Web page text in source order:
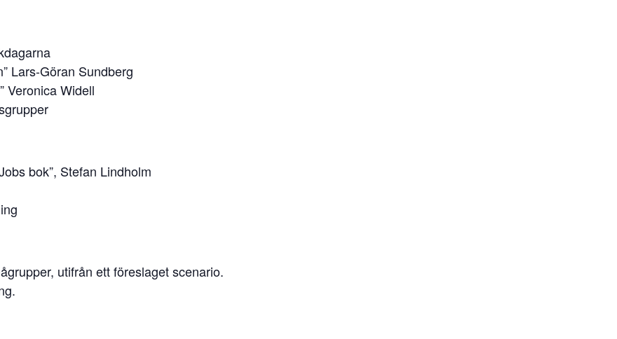
Lars-Göran Sundberg
Veronica Widell
bok”, Stefan Lindholm
utifrån ett föreslaget scenario.